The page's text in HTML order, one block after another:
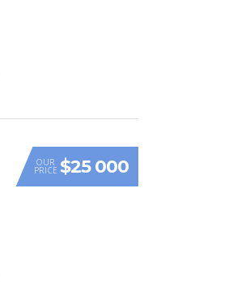
OUR
PRICE $25 000